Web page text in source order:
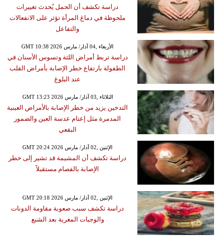
دراسة تكشف أن الحمل يُحدث تغييرات
ملحوظة في دماغ المرأة تؤثر على الانفعالات
والتفاعل
GMT 10:38 2026 الأربعاء ,04 آذار/ مارس
دراسة تربط أمراض اللثة وتسوس الأسنان في
الطفولة بارتفاع خطر الإصابة بأمراض القلب
عند البلوغ
GMT 13:23 2026 الثلاثاء ,03 آذار/ مارس
التدخين يزيد من خطر الإصابة بالأمراض العينية
المدمرة مثل إعتام عدسة العين والضمور
البقعي
GMT 20:24 2026 الإثنين ,02 آذار/ مارس
دراسة تكشف أن المشيمة قد تشير إلى خطر
الإصابة بالفصام مستقبلاً
GMT 20:18 2026 الإثنين ,02 آذار/ مارس
دراسة تكشف سبب صعوبة مقاومة الدونات
والوجبات المغرية بعد الشبع